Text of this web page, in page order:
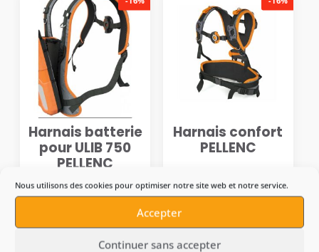
Nous utilisons des cookies pour optimiser notre site web et notre service.
Accepter
Continuer sans accepter
Harnais batterie
pour ULIB 750
PELLENC
96,00€Le
était :
96,00 €.
81,00€Le
actuel
est :
81,00 €.
TTC
Harnais confort
PELLENC
186,00€Le
était :
186,00 €.
157,00€Le
est :
TTC